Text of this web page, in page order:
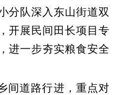
分队深入东山街道双
开展民间田长项目专
进一步夯实粮食安全
间道路行进，重点对